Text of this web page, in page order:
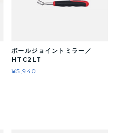
ボールジョイントミラー／
HTC2LT
¥5,940